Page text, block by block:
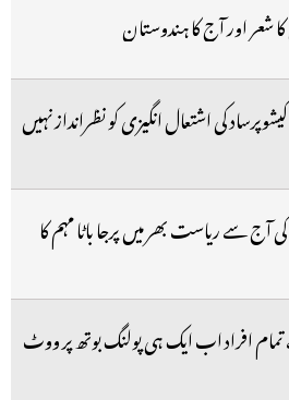
شعر اور آج کا ہندوستان
کی اشتعال انگیزی کو نظرانداز نہیں
آج سے ریاست بھر میں پرجا باٹا مہم کا
افراد اب ایک ہی پولنگ بوتھ پر ووٹ